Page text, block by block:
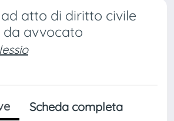
atto di diritto civile
da avvocato
Scheda completa